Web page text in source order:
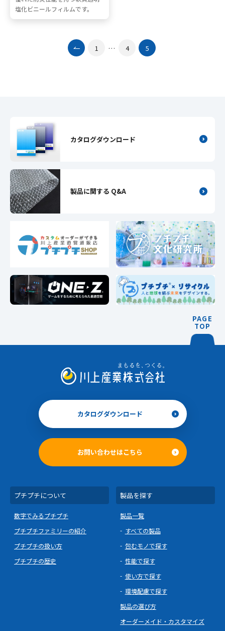
塩化ビニールフィルムです。
1 … 4 5
カタログダウンロード
製品に関する Q&A
PAGE
TOP
カタログダウンロード
お問い合わせはこちら
プチプチについて
数字でみるプチプチ
プチプチファミリーの紹介
プチプチの扱い方
プチプチの歴史
製品を探す
製品一覧
すべての製品
包むモノで探す
性能で探す
使い方で探す
環境配慮で探す
製品の選び方
オーダーメイド・カスタマイズ